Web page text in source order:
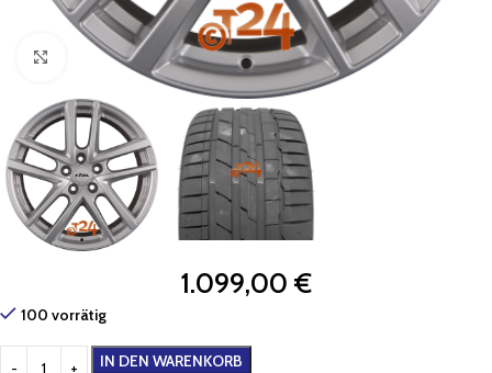
Zum Vergrößern klicken
1.099,00 €
100 vorrätig
IN DEN WARENKORB